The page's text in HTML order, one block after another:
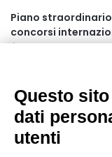
Piano
concorsi
farmaci in Italia
19 ore fa
Un nuovo modello
Questo
dati
utenti